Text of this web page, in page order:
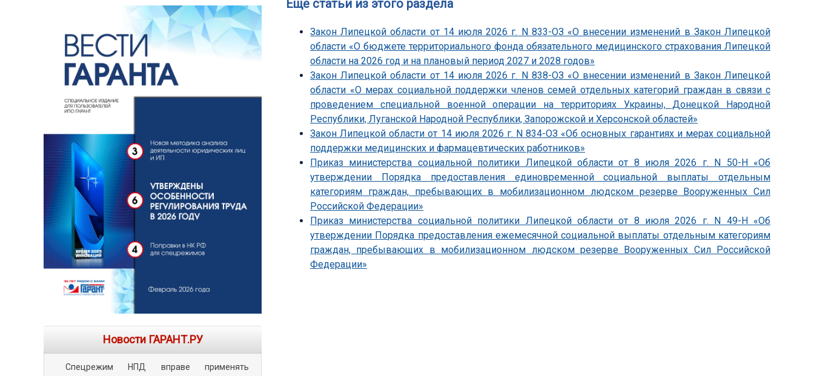
Еще статьи из этого раздела
Закон Липецкой области от 14 июля 2026 г. N 833-ОЗ «О внесении изменений в Закон Липецкой
области «О бюджете территориального фонда обязательного медицинского страхования Липецкой
области на 2026 год и на плановый период 2027 и 2028 годов»
Закон Липецкой области от 14 июля 2026 г. N 838-ОЗ «О внесении изменений в Закон Липецкой
области «О мерах социальной поддержки членов семей отдельных категорий граждан в связи с
проведением специальной военной операции на территориях Украины, Донецкой Народной
Республики, Луганской Народной Республики, Запорожской и Херсонской областей»
Закон Липецкой области от 14 июля 2026 г. N 834-ОЗ «Об основных гарантиях и мерах социальной
поддержки медицинских и фармацевтических работников»
Приказ министерства социальной политики Липецкой области от 8 июля 2026 г. N 50-Н «Об
утверждении Порядка предоставления единовременной социальной выплаты отдельным
категориям граждан, пребывающих в мобилизационном людском резерве Вооруженных Сил
Российской Федерации»
Приказ министерства социальной политики Липецкой области от 8 июля 2026 г. N 49-Н «Об
утверждении Порядка предоставления ежемесячной социальной выплаты отдельным категориям
граждан, пребывающих в мобилизационном людском резерве Вооруженных Сил Российской
Федерации»
Новости ГАРАНТ.РУ
Спецрежим НПД вправе применять